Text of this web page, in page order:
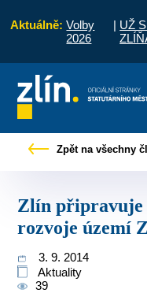
Aktuálně: Volby
2026
| UŽ
vyřídit
Zpět na všechny
Zlín připravuje „Integrovaný plán
rozvoje území
3. 9. 2014
Aktuality
39